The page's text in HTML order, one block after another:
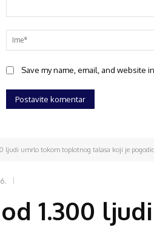
Save my name, email, and website